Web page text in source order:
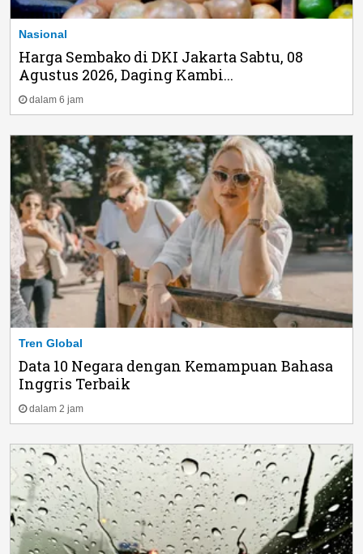
Nasional
Harga Sembako di DKI Jakarta Sabtu, 08
Agustus 2026, Daging Kambi...
dalam 6 jam
Tren Global
Data 10 Negara dengan Kemampuan Bahasa
Inggris Terbaik
dalam 2 jam